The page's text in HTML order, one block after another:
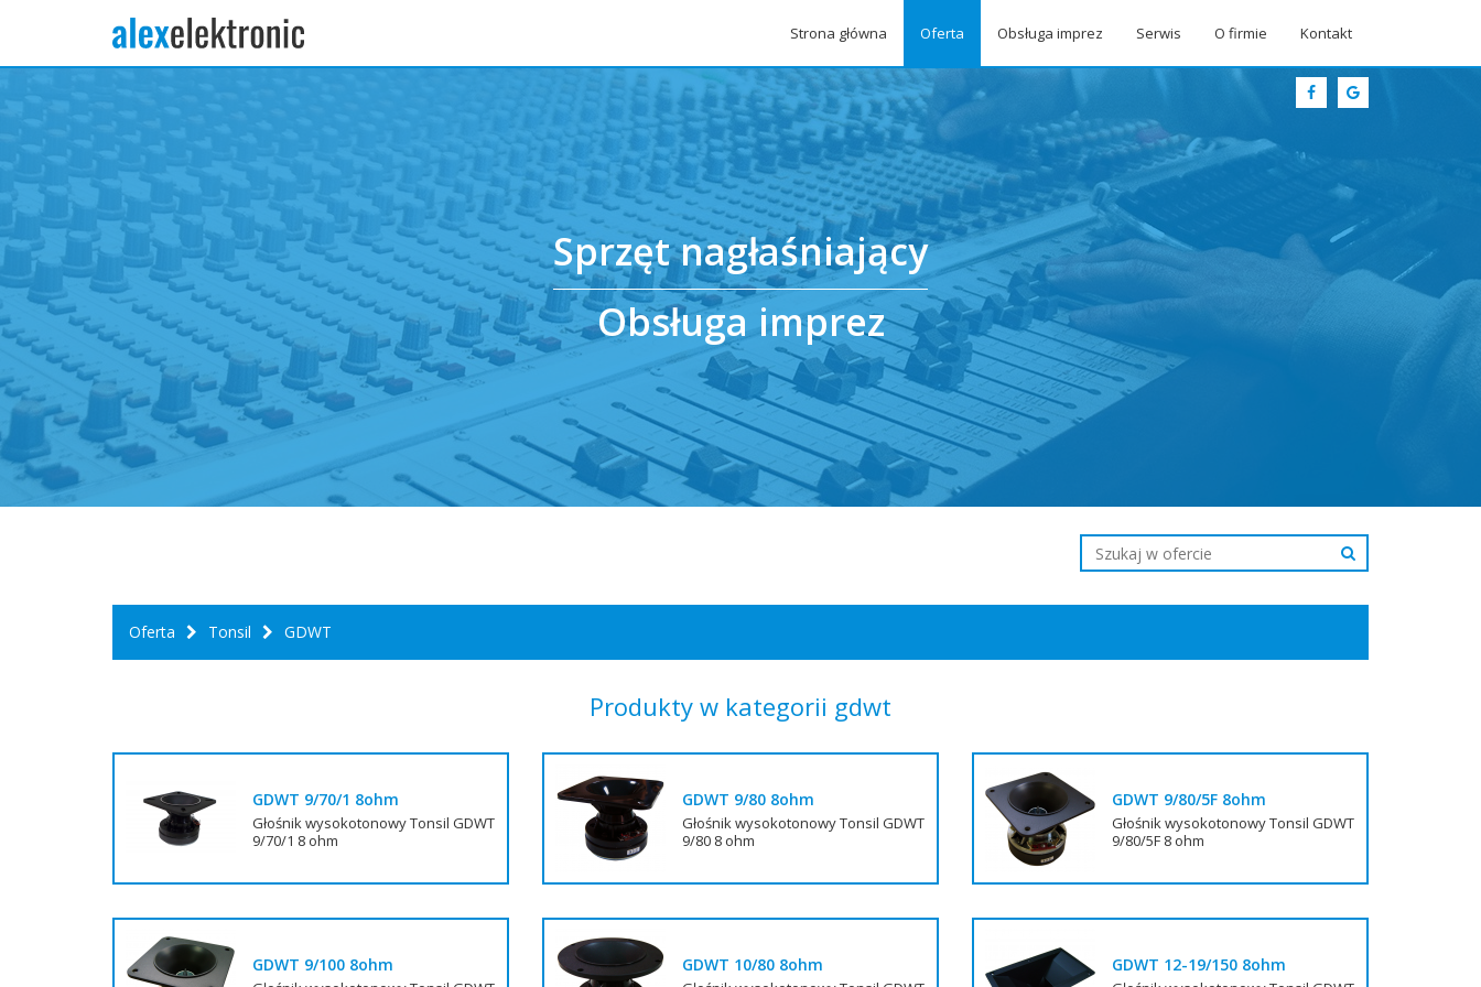
Strona główna Oferta Obsługa imprez Serwis O firmie Kontakt
Sprzęt nagłaśniający
Obsługa imprez
Oferta Tonsil GDWT
Produkty w kategorii gdwt
GDWT 9/70/1 8ohm
Głośnik wysokotonowy Tonsil GDWT
9/70/1 8 ohm
GDWT 9/80 8ohm
Głośnik wysokotonowy Tonsil GDWT
9/80 8 ohm
GDWT 9/80/5F 8ohm
Głośnik wysokotonowy Tonsil GDWT
9/80/5F 8 ohm
GDWT 9/100 8ohm GDWT 10/80 8ohm GDWT 12-19/150 8ohm